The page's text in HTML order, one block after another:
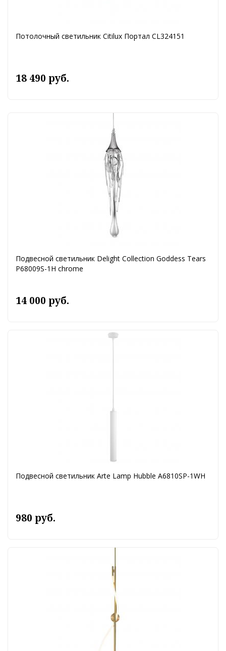
Потолочный светильник Citilux Портал CL324151
18 490 руб.
Подвесной светильник Delight Collection Goddess Tears
P68009S-1H chrome
14 000 руб.
Подвесной светильник Arte Lamp Hubble A6810SP-1WH
980 руб.